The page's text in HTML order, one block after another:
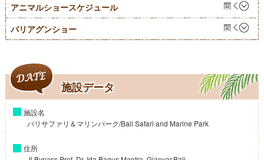
アニマルショースケジュール
バリアグンショー
施設データ
施設名
バリサファリ＆マリンパーク/Bali Safari and Marine Park
住所